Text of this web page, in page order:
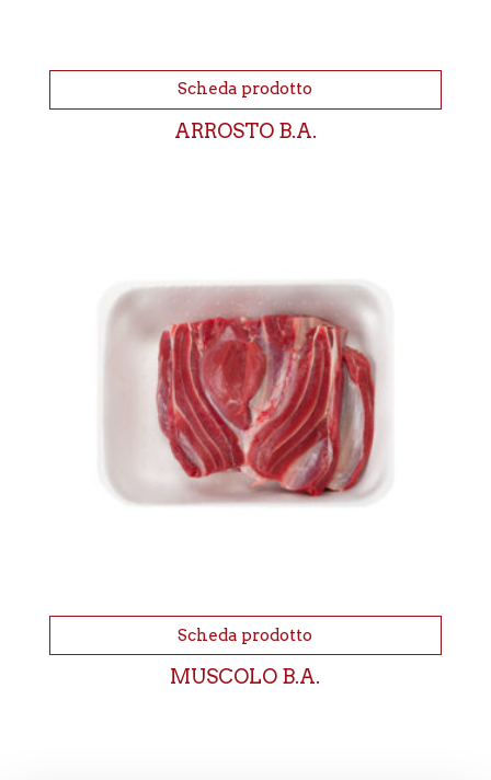
Scheda prodotto
ARROSTO B.A.
Scheda prodotto
MUSCOLO B.A.